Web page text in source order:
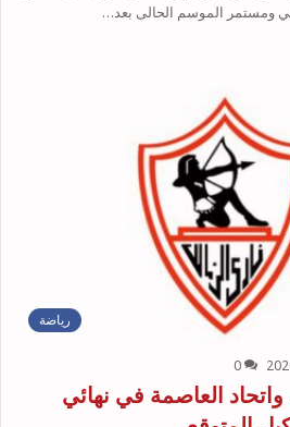
ومستمر الموسم الحالى بعد…
رياضة
0
العاصمة في نهائي